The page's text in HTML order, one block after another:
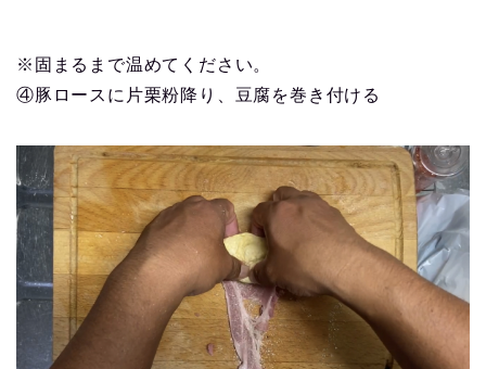
※固まるまで温めてください。
④豚ロースに片栗粉降り、豆腐を巻き付ける